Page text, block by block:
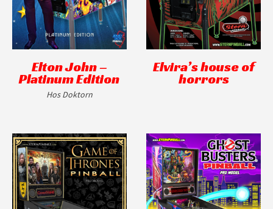
Elton John –
Platinum Edition
Hos Doktorn
Elvira’s house of
horrors